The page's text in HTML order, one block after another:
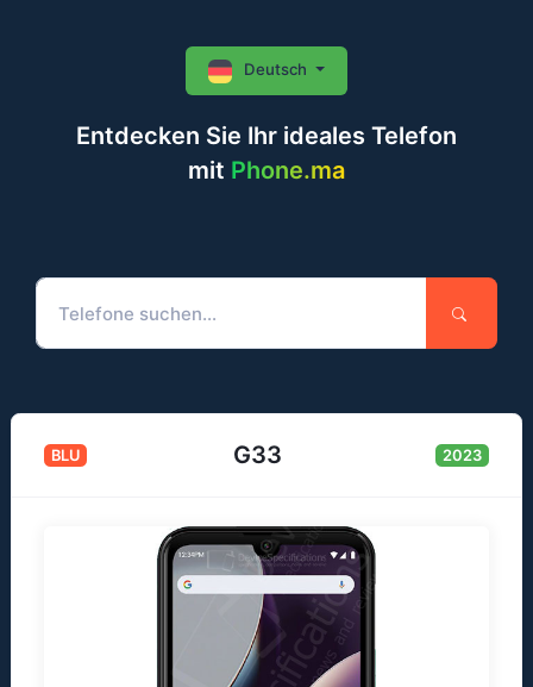
Entdecken Sie Ihr ideales Telefon
mit Phone.ma
Deutsch
BLU G33 2023